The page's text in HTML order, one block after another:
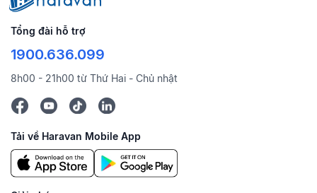
Tổng đài hỗ trợ
1900.636.099
8h00 - 21h00 từ Thứ Hai - Chủ nhật
Tải về Haravan Mobile App